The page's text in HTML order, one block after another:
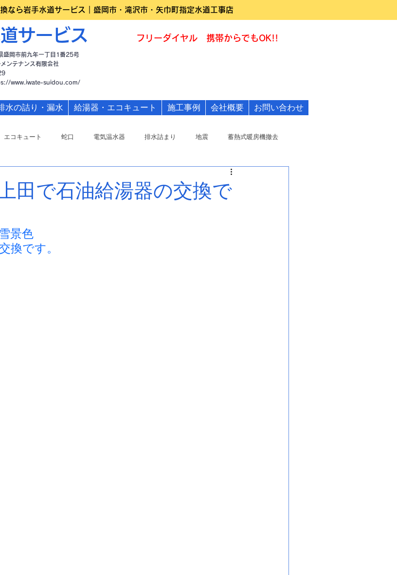
なら岩手水道サービス｜盛岡市・滝沢市・矢巾町指定水道工事店
サービス
岡市前九年一丁目1番25号
ンテナンス有限会社
www.iwate-suidou.com/
フリーダイヤル 携帯からでもOK!!
水の詰り・漏水 給湯器・エコキュート 施工事例 会社概要 お問い合わせ
エコキュート 蛇口 電気温水器 排水詰まり 地震 蓄熱式暖房機撤去
田で石油給湯器の交換で
景色
換です。